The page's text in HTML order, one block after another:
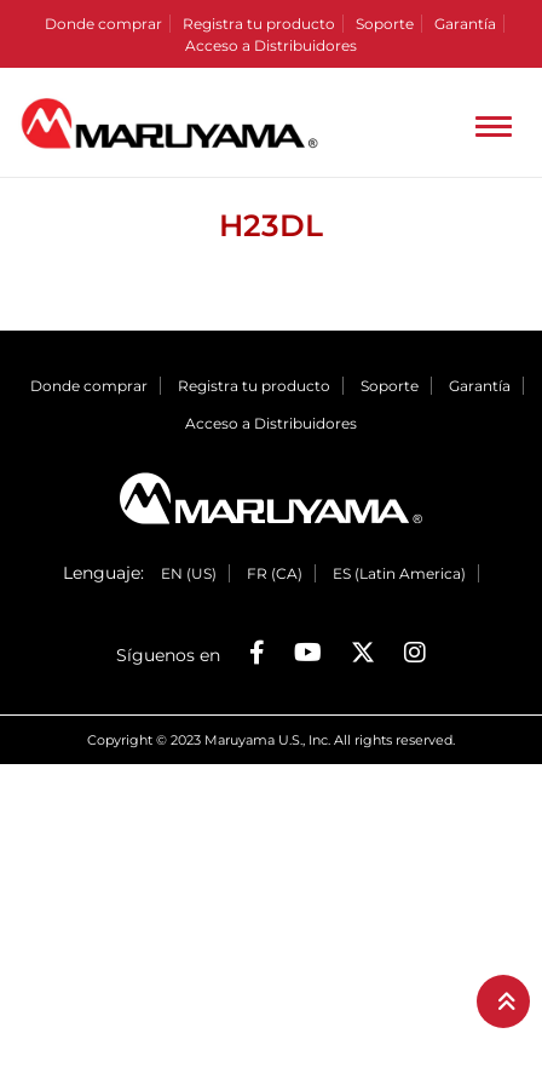
Donde comprar Registra tu producto Soporte
Garantía
Acceso a Distribuidores
H23DL
Donde comprar Registra tu producto Soporte Garantía
Acceso a Distribuidores
Lenguaje: EN (US) FR (CA) ES (Latin America)
Síguenos en
Copyright © 2023 Maruyama U.S., Inc. All rights reserved.